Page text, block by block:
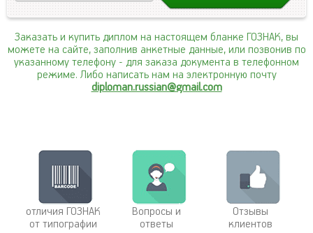
Заказать и купить диплом на настоящем бланке ГОЗНАК, вы
можете на сайте, заполнив анкетные данные, или позвонив по
указанному телефону - для заказа документа в телефонном
режиме. Либо написать нам на электронную почту
diploman.russian@gmail.com
отличия ГОЗНАК
от типографии
Вопросы и
ответы
Отзывы
клиентов